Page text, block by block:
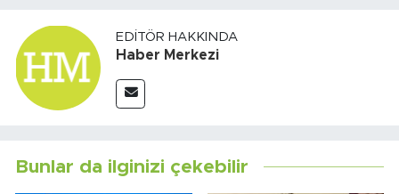
EDITÖR HAKKINDA
Haber Merkezi
Bunlar da ilginizi çekebilir